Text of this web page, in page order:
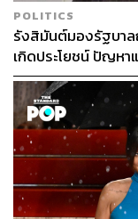
POLITICS
รังสิมันต์มองรัฐบา
เกิดประโยชน์ ปัญห